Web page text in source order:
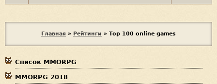
ы
з
д
Главная » Рейтинги » Top 100 online games
Список MMORPG
MMORPG 2018